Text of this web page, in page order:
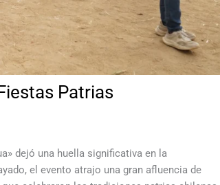
Patrias
dejó una huella significativa en la
el evento atrajo una gran afluencia de